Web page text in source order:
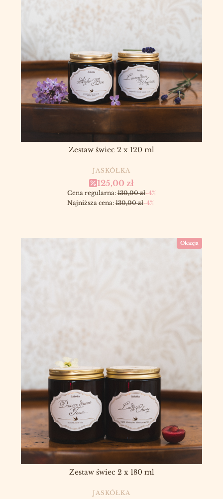
Zestaw świec 2 x 120 ml
PRODUCENT
JASKÓŁKA
Cena promocyjna
125,00 zł
Cena regularna: 130,00 zł-4%
Najniższa cena: 130,00 zł-4%
Okazja
Zestaw świec 2 x 180 ml
PRODUCENT
JASKÓŁKA